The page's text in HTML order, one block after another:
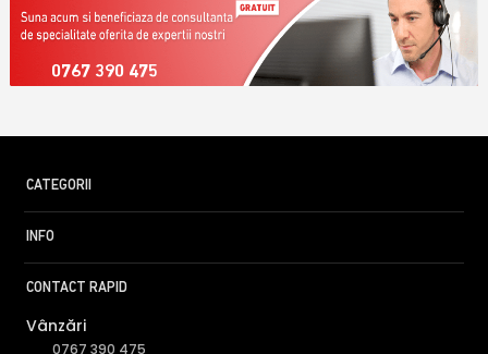
0767 390 475
CATEGORII
INFO
CONTACT RAPID
Vânzări
0767 390 475